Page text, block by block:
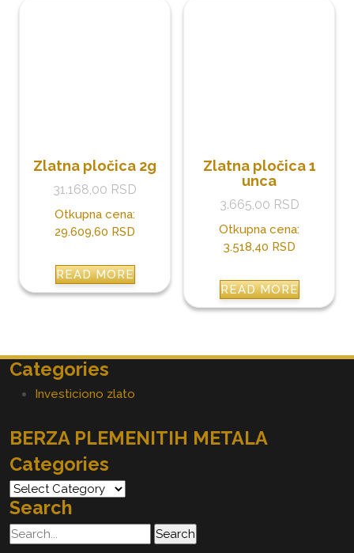
Zlatna pločica 2g
31.168,00 RSD
Otkupna cena:
29.609,60 RSD
READ MORE
Zlatna pločica 1
unca
3.665,00 RSD
Otkupna cena:
3.518,40 RSD
READ MORE
Categories
Investiciono zlato
BERZA PLEMENITIH METALA
Categories
Categories
Search